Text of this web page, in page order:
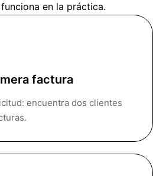
en la práctica.
factura
encuentra dos clientes